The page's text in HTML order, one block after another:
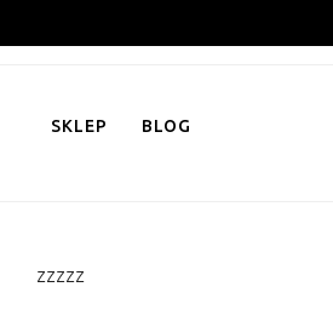
to
SKLEP BLOG
zzzzz